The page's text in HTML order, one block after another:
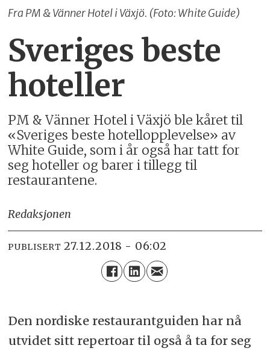
Fra PM & Vänner Hotel i Växjö. (Foto: White Guide)
Sveriges beste
hoteller
PM & Vänner Hotel i Växjö ble kåret til
«Sveriges beste hotellopplevelse» av
White Guide, som i år også har tatt for
seg hoteller og barer i tillegg til
restaurantene.
Redaksjonen
PUBLISERT 27.12.2018 - 06:02
Den nordiske restaurantguiden har nå
utvidet sitt repertoar til også å ta for seg